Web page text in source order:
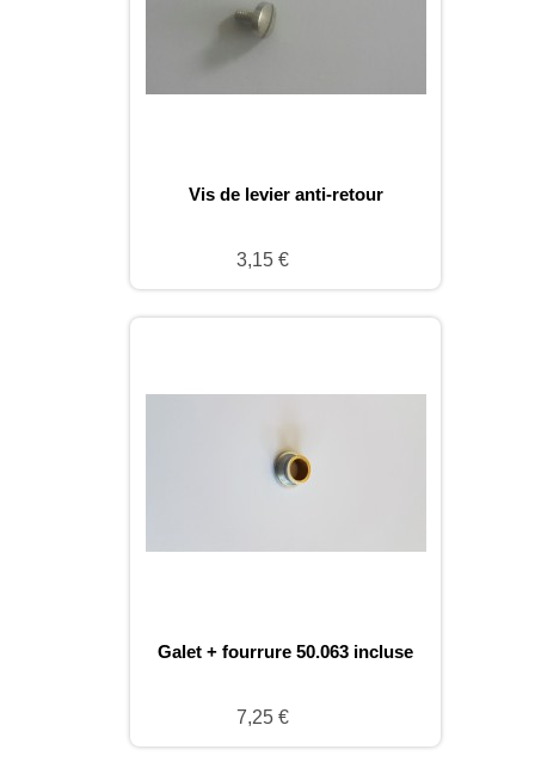
Vis de levier anti-retour
3,15 €
Galet + fourrure 50.063 incluse
7,25 €